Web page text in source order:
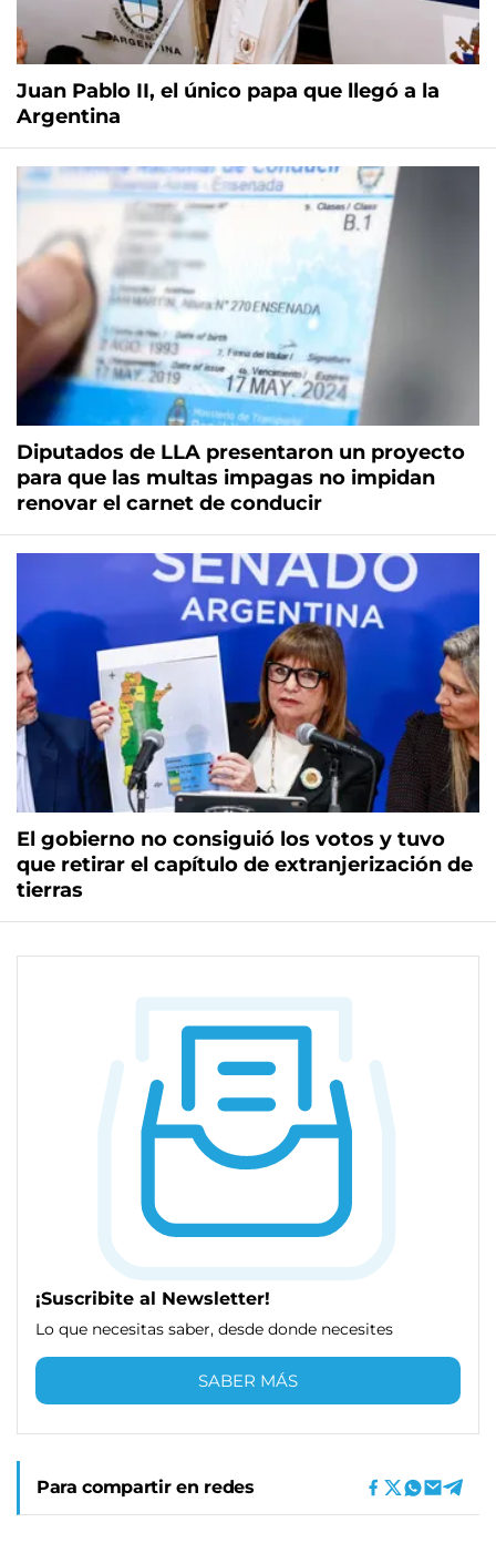
Juan Pablo II, el único papa que llegó a la
Argentina
Diputados de LLA presentaron un proyecto
para que las multas impagas no impidan
renovar el carnet de conducir
El gobierno no consiguió los votos y tuvo
que retirar el capítulo de extranjerización de
tierras
¡Suscribite al Newsletter!
Lo que necesitas saber, desde donde necesites
SABER MÁS
Para compartir en redes